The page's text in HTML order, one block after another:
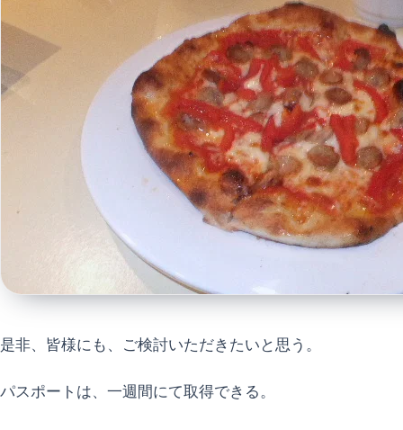
是非、皆様にも、ご検討いただきたいと思う。
パスポートは、一週間にて取得できる。